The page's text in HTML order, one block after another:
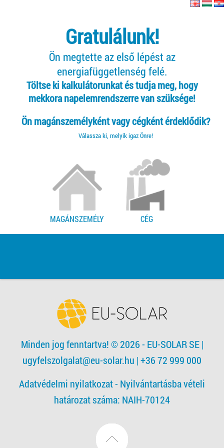
Gratulálunk!
Ön megtette az első lépést az
energiafüggetlenség felé.
Töltse ki kalkulátorunkat és tudja meg, hogy
mekkora napelemrendszerre van szüksége!
Ön magánszemélyként vagy cégként érdeklődik?
Válassza ki, melyik igaz Önre!
MAGÁNSZEMÉLY CÉG
Minden jog fenntartva! © 2026 - EU-SOLAR SE|
ugyfelszolgalat@eu-solar.hu | +36 72 999 000
Adatvédelmi nyilatkozat - Nyilvántartásba vételi
határozat száma: NAIH-70124